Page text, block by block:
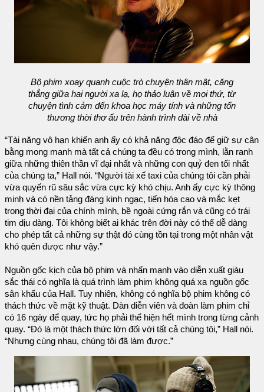
Bộ phim xoay quanh cuộc trò chuyện thân mật, căng
thẳng giữa hai người xa lạ, họ thảo luận về mọi thứ, từ
chuyện tình cảm đến khoa học máy tính và những tổn
thương thời thơ ấu trên hành trình dài về nhà
“Tài năng vô hạn khiến anh ấy có khả năng độc đáo để giữ sự cân
bằng mong manh mà tất cả chúng ta đều có trong mình, lằn ranh
giữa những thiên thần vĩ đại nhất và những con quỷ đen tối nhất
của chúng ta,” Hall nói. “Người tài xế taxi của chúng tôi cần phải
vừa quyến rũ sâu sắc vừa cực kỳ khó chịu. Anh ấy cực kỳ thông
minh và có nền tảng đáng kinh ngạc, tiến hóa cao và mắc kẹt
trong thời đại của chính mình, bề ngoài cứng rắn và cũng có trái
tim dịu dàng. Tôi không biết ai khác trên đời này có thể dễ dàng
cho phép tất cả những sự thật đó cùng tồn tại trong một nhân vật
khó quên được như vậy.”
Nguồn gốc kịch của bộ phim và nhấn mạnh vào diễn xuất giàu
sắc thái có nghĩa là quá trình làm phim không quá xa nguồn gốc
sân khấu của Hall. Tuy nhiên, không có nghĩa bộ phim không có
thách thức về mặt kỹ thuật. Dàn diễn viên và đoàn làm phim chỉ
có 16 ngày để quay, tức họ phải thể hiện hết mình trong từng cảnh
quay. “Đó là một thách thức lớn đối với tất cả chúng tôi,” Hall nói.
“Nhưng cùng nhau, chúng tôi đã làm được.”